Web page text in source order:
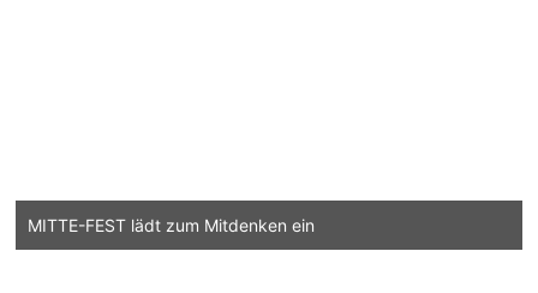
MITTE-FEST lädt zum Mitdenken ein